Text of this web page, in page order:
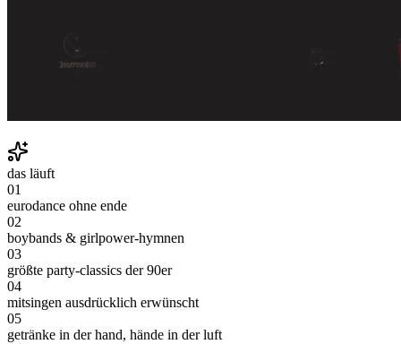
das läuft
01
eurodance ohne ende
02
boybands & girlpower-hymnen
03
größte party-classics der 90er
04
mitsingen ausdrücklich erwünscht
05
getränke in der hand, hände in der luft